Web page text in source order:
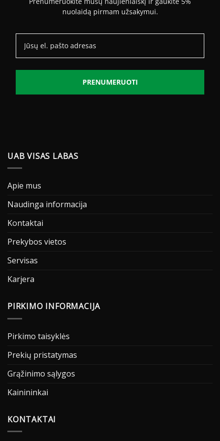
nuolaidą pirmam užsakymui.
PRENUMERUOTI
UAB VISAS LABAS
Apie mus
Naudinga informacija
Kontaktai
Prekybos vietos
Servisas
Karjera
PIRKIMO INFORMACIJA
Pirkimo taisyklės
Prekių pristatymas
Grąžinimo sąlygos
Kainininkai
KONTAKTAI